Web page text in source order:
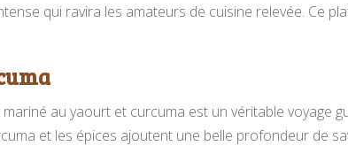
qui ravira les amateurs de cuisine relevée. Ce
au yaourt et curcuma est un véritable voyage
et les épices ajoutent une belle profondeur de